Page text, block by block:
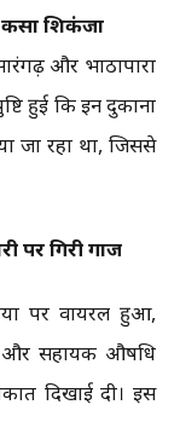
कसा शिकंजा
और भाठापारा
हुई कि इन दुकानों
जा रहा था, जिससे
पर गिरी गाज
पर वायरल हुआ,
और सहायक औषधि
दिखाई दी। इस